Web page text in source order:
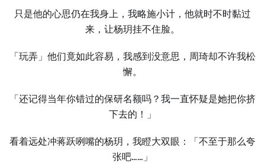
只是他的心思仍在我身上，我略施小计，他就时不时黏过
来，让杨玥挂不住脸。
「玩弄」他们竟如此容易，我感到没意思，周琦却不许我松
懈。
「还记得当年你错过的保研名额吗？我一直怀疑是她把你挤
下去的！」
看着远处冲蒋跃咧嘴的杨玥，我瞪大双眼：「不至于那么夸
张吧……」